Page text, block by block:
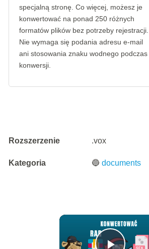
specjalną stronę. Co więcej, możesz je
konwertować na ponad 250 różnych
formatów plików bez potrzeby rejestracji.
Nie wymaga się podania adresu e-mail
ani stosowania znaku wodnego podczas
konwersji.
Rozszerzenie .vox
Kategoria 🔵documents